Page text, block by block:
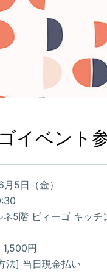
イベント
5日（金）
5階 ビィーゴ キッチ
円
法] 当日現金払い